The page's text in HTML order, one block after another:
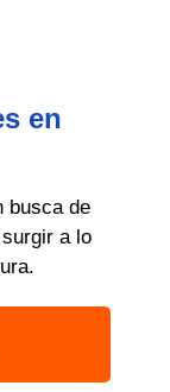
en
busca de
a lo